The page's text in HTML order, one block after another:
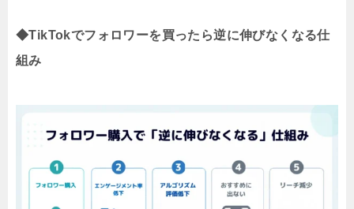
◆TikTokでフォロワーを買ったら逆に伸びなくなる仕
組み